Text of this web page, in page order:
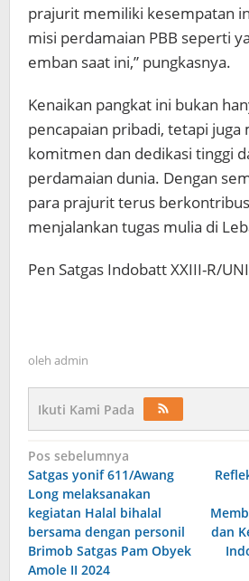
prajurit memiliki kesempatan
misi perdamaian PBB seperti
emban saat ini,” pungkasnya.
Kenaikan pangkat ini bukan
pencapaian pribadi, tetapi juga
komitmen dan dedikasi tinggi
perdamaian dunia. Dengan
para prajurit terus
menjalankan tugas mulia di
Pen Satgas Indobatt XXIII-R/
oleh admin
Ikuti Kami Pada
Navigasi
pos
Pos sebelumnya
Satgas yonif 611/Awang
Long melaksanakan
kegiatan Halal bihalal
bersama dengan personil
Brimob Satgas Pam Obyek
Amole II 2024
dan